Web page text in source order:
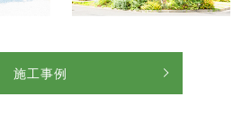
施工事例